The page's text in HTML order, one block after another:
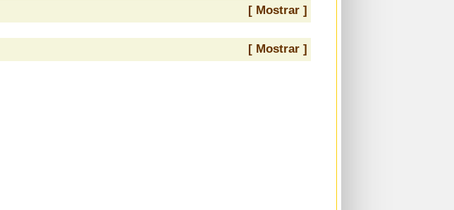
[ Mostrar ]
[ Mostrar ]